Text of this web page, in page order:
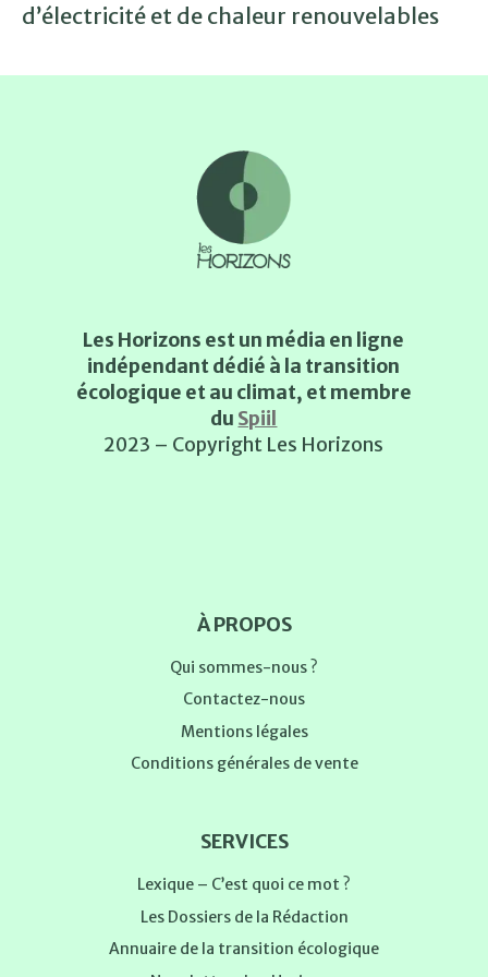
d’électricité et de chaleur renouvelables
Les Horizons est un média en ligne
indépendant dédié à la transition
écologique et au climat, et membre
du Spiil
2023 – Copyright Les Horizons
À PROPOS
Qui sommes-nous ?
Contactez-nous
Mentions légales
Conditions générales de vente
SERVICES
Lexique – C’est quoi ce mot ?
Les Dossiers de la Rédaction
Annuaire de la transition écologique